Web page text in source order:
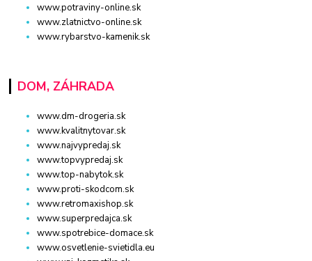
www.potraviny-online.sk
www.zlatnictvo-online.sk
www.rybarstvo-kamenik.sk
DOM, ZÁHRADA
www.dm-drogeria.sk
www.kvalitnytovar.sk
www.najvypredaj.sk
www.topvypredaj.sk
www.top-nabytok.sk
www.proti-skodcom.sk
www.retromaxishop.sk
www.superpredajca.sk
www.spotrebice-domace.sk
www.osvetlenie-svietidla.eu